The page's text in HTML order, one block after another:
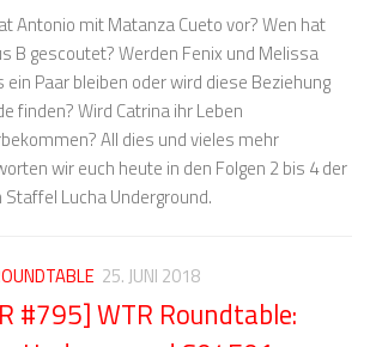
Antonio mit Matanza Cueto vor? Wen hat
B gescoutet? Werden Fenix und Melissa
ein Paar bleiben oder wird diese Beziehung
finden? Wird Catrina ihr Leben
All dies und vieles mehr
wir euch heute in den Folgen 2 bis 4 der
Lucha Underground.
25. JUNI 2018
#795] WTR Roundtable: